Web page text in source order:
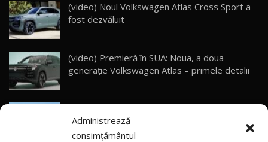
Administrează
consimțământul
29
Noul Geely Monjaro 2025! Mai ieftin și mai
ZEEKR 9X - PRIMUL TEST DRIVE ÎN ROMÂNĂ!
CUM SE CONDUCE?
Sealion 7 și Seal 5 DM-i / Test Drive
AutoBlog.MD
10:58
(video) Noul Volkswagen Atlas Cross Sport a
fost dezvăluit
(video) Premieră în SUA: Noua, a doua
generație Volkswagen Atlas – primele detalii
Unii dealeri l-au văzut deja! Sedanul Ford
Mustang vine pe piață în curând